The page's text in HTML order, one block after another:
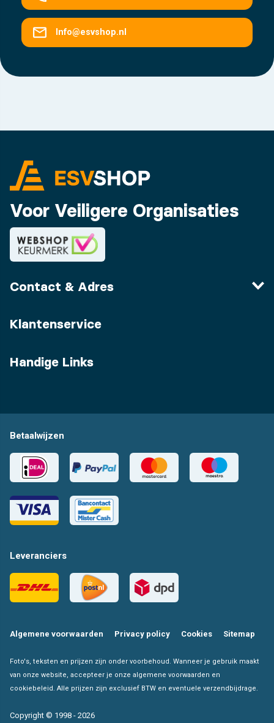
Info@esvshop.nl
Voor Veiligere Organisaties
Contact & Adres
Klantenservice
Handige Links
Betaalwijzen
Leveranciers
Algemene voorwaarden Privacy policy Cookies Sitemap
Foto's, teksten en prijzen zijn onder voorbehoud. Wanneer je gebruik maakt
van onze website, accepteer je onze algemene voorwaarden en
cookiebeleid. Alle prijzen zijn exclusief BTW en eventuele verzendbijdrage.
Copyright © 1998 - 2026